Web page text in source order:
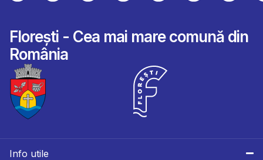
Florești - Cea mai mare comună din
România
Info utile